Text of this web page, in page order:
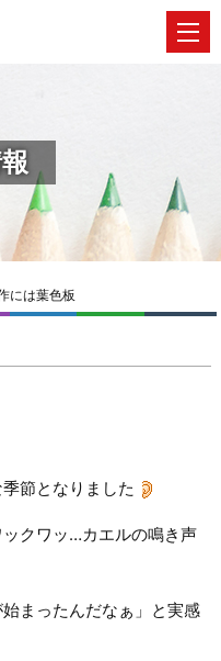
には葉色板
節となりました
クワッ…カエルの鳴き声
まったんだなぁ」と実感